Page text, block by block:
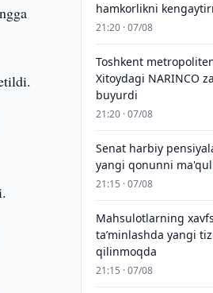
hamkorlikni
21:20 · 07/08
Toshkent
Xitoydagi NARINCO
buyurdi
21:20 · 07/08
Senat harbiy
yangi qonunni
21:15 · 07/08
Mahsulotlarning
taʼminlashda yangi
qilinmoqda
21:15 · 07/08